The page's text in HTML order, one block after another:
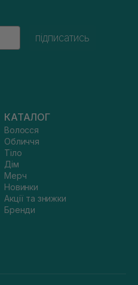
підписатись
КАТАЛОГ
Волосся
Обличчя
Тіло
Дім
Мерч
Новинки
Акції та знижки
Бренди